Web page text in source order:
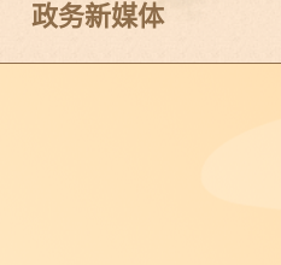
政务新媒体